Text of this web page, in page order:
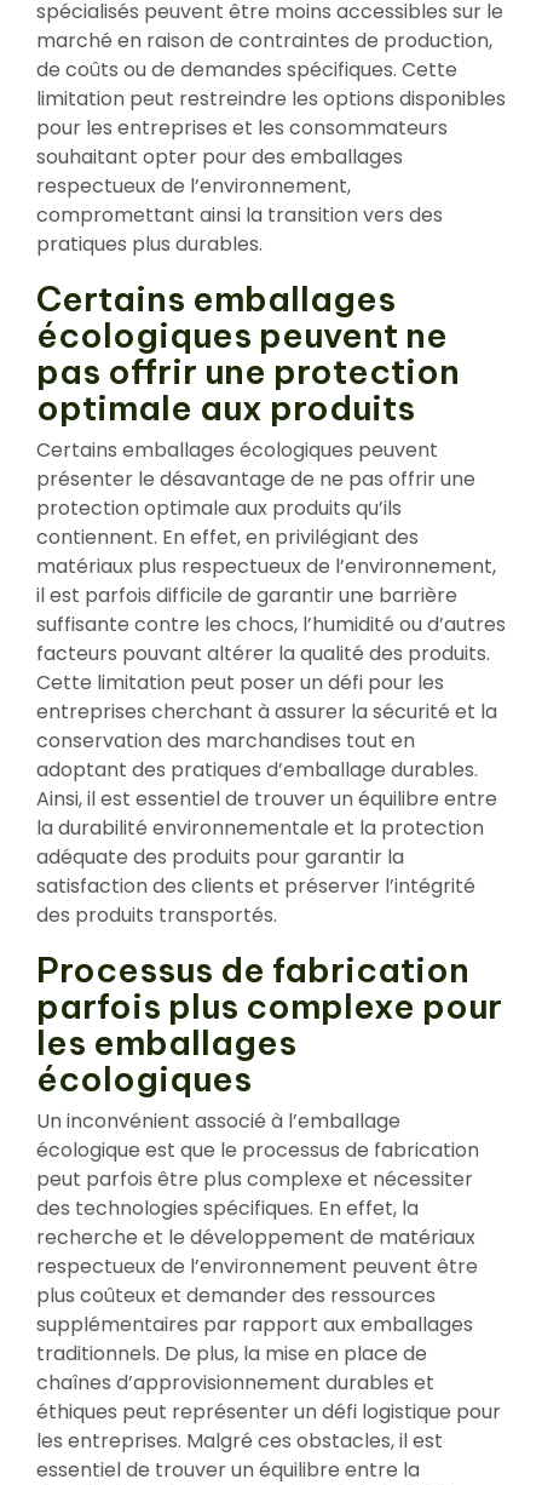
spécialisés peuvent être moins accessibles sur le
marché en raison de contraintes de production,
de coûts ou de demandes spécifiques. Cette
limitation peut restreindre les options disponibles
pour les entreprises et les consommateurs
souhaitant opter pour des emballages
respectueux de l’environnement,
compromettant ainsi la transition vers des
pratiques plus durables.
Certains emballages
écologiques peuvent ne
pas offrir une protection
optimale aux produits
Certains emballages écologiques peuvent
présenter le désavantage de ne pas offrir une
protection optimale aux produits qu’ils
contiennent. En effet, en privilégiant des
matériaux plus respectueux de l’environnement,
il est parfois difficile de garantir une barrière
suffisante contre les chocs, l’humidité ou d’autres
facteurs pouvant altérer la qualité des produits.
Cette limitation peut poser un défi pour les
entreprises cherchant à assurer la sécurité et la
conservation des marchandises tout en
adoptant des pratiques d’emballage durables.
Ainsi, il est essentiel de trouver un équilibre entre
la durabilité environnementale et la protection
adéquate des produits pour garantir la
satisfaction des clients et préserver l’intégrité
des produits transportés.
Processus de fabrication
parfois plus complexe pour
les emballages
écologiques
Un inconvénient associé à l’emballage
écologique est que le processus de fabrication
peut parfois être plus complexe et nécessiter
des technologies spécifiques. En effet, la
recherche et le développement de matériaux
respectueux de l’environnement peuvent être
plus coûteux et demander des ressources
supplémentaires par rapport aux emballages
traditionnels. De plus, la mise en place de
chaînes d’approvisionnement durables et
éthiques peut représenter un défi logistique pour
les entreprises. Malgré ces obstacles, il est
essentiel de trouver un équilibre entre la